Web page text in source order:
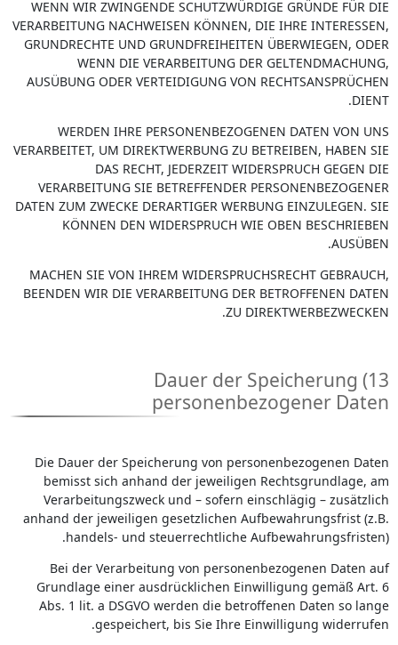
WENN WIR ZWINGENDE SCHUTZWÜRDIGE GRÜNDE FÜR DIE
VERARBEITUNG NACHWEISEN KÖNNEN, DIE IHRE INTERESSEN,
GRUNDRECHTE UND GRUNDFREIHEITEN ÜBERWIEGEN, ODER
WENN DIE VERARBEITUNG DER GELTENDMACHUNG,
AUSÜBUNG ODER VERTEIDIGUNG VON RECHTSANSPRÜCHEN
DIENT.
WERDEN IHRE PERSONENBEZOGENEN DATEN VON UNS
VERARBEITET, UM DIREKTWERBUNG ZU BETREIBEN, HABEN SIE
DAS RECHT, JEDERZEIT WIDERSPRUCH GEGEN DIE
VERARBEITUNG SIE BETREFFENDER PERSONENBEZOGENER
DATEN ZUM ZWECKE DERARTIGER WERBUNG EINZULEGEN. SIE
KÖNNEN DEN WIDERSPRUCH WIE OBEN BESCHRIEBEN
AUSÜBEN.
MACHEN SIE VON IHREM WIDERSPRUCHSRECHT GEBRAUCH,
BEENDEN WIR DIE VERARBEITUNG DER BETROFFENEN DATEN
ZU DIREKTWERBEZWECKEN.
13) Dauer der Speicherung
personenbezogener Daten
Die Dauer der Speicherung von personenbezogenen Daten
bemisst sich anhand der jeweiligen Rechtsgrundlage, am
Verarbeitungszweck und – sofern einschlägig – zusätzlich
anhand der jeweiligen gesetzlichen Aufbewahrungsfrist (z.B.
handels- und steuerrechtliche Aufbewahrungsfristen).
Bei der Verarbeitung von personenbezogenen Daten auf
Grundlage einer ausdrücklichen Einwilligung gemäß Art. 6
Abs. 1 lit. a DSGVO werden die betroffenen Daten so lange
gespeichert, bis Sie Ihre Einwilligung widerrufen.